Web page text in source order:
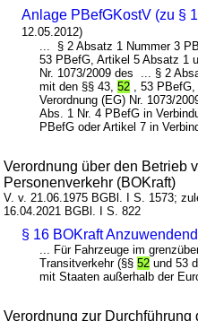
Anlage PBefGKostV (zu §
12.05.2012)
... § 2 Absatz 1 Nummer 3
53 PBefG, Artikel 5 Absatz 1
Nr. 1073/2009 des ... § 2
mit den §§ 43,52 , 53
Verordnung (EG) Nr. 1073/
Abs. 1 Nr. 4 PBefG in
PBefG oder Artikel 7 in
Verordnung über den Betrieb
Personenverkehr (BOKraft)
V. v. 21.06.1975 BGBl. I S. 1573;
16.04.2021 BGBl. I S. 822
§ 16 BOKraft
... Für Fahrzeuge im
Transitverkehr (§§52 und 53
mit Staaten außerhalb der
Verordnung zur Durchführung